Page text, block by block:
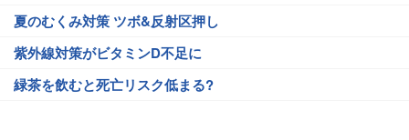
夏のむくみ対策 ツボ&反射区押し
紫外線対策がビタミンD不足に
緑茶を飲むと死亡リスク低まる?